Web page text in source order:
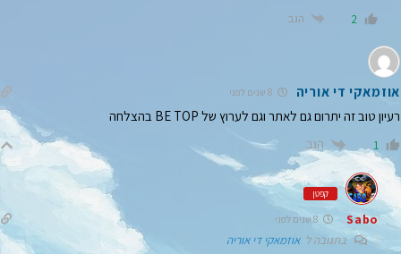
2 הגב
אוזמאקי די אוריה 8 שנים לפני
רעיון טוב זה יתרום גם לאתר וגם לערוץ של BE TOP בהצלחה
1 הגב
קפטן
Sabo
בתגובה לאוזמאקי די אוריה